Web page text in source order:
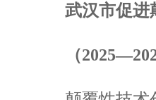
武汉市促进
（